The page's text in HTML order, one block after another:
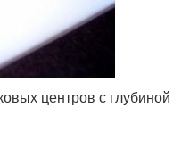
центров с глубиной